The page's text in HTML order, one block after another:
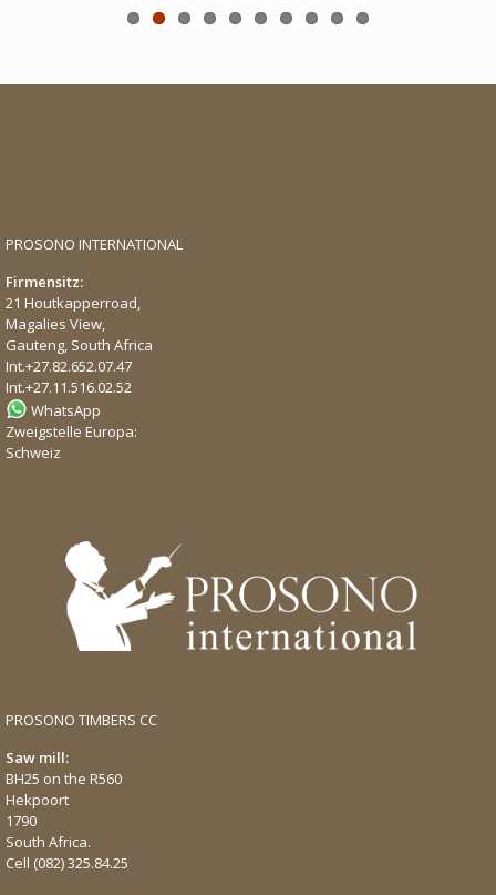
PROSONO INTERNATIONAL
Firmensitz:
21 Houtkapperroad,
Magalies View,
Gauteng, South Africa
Int.+27.82.652.07.47
Int.+27.11.516.02.52
WhatsApp
Zweigstelle Europa:
Schweiz
PROSONO TIMBERS CC
Saw mill:
BH25 on the R560
Hekpoort
1790
South Africa.
Cell (082) 325.84.25